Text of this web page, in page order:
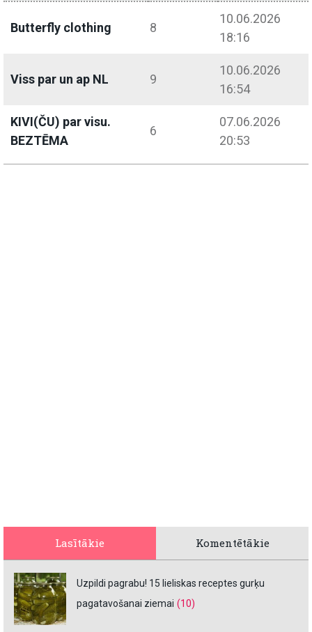
Butterfly clothing 8
10.06.2026
18:16
Viss par un ap NL 9
10.06.2026
16:54
KIVI(ČU) par visu.
BEZTĒMA
6
07.06.2026
20:53
Lasītākie Komentētākie
Uzpildi pagrabu! 15 lieliskas receptes gurķu
pagatavošanai ziemai (10)